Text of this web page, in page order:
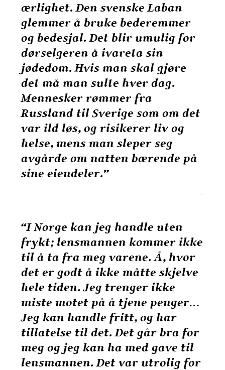
ærlighet. Den svenske Laban
glemmer å bruke bederemmer
og bedesjal. Det blir umulig for
dørselgeren å ivareta sin
jødedom. Hvis man skal gjøre
det må man sulte hver dag.
Mennesker rømmer fra
Russland til Sverige som om det
var ild løs, og risikerer liv og
helse, mens man sleper seg
avgårde om natten bærende på
sine eiendeler.”
–
“I Norge kan jeg handle uten
frykt; lensmannen kommer ikke
til å ta fra meg varene. Å, hvor
det er godt å ikke måtte skjelve
hele tiden. Jeg trenger ikke
miste motet på å tjene penger…
Jeg kan handle fritt, og har
tillatelse til det. Det går bra for
meg og jeg kan ha med gave til
lensmannen. Det var utrolig for